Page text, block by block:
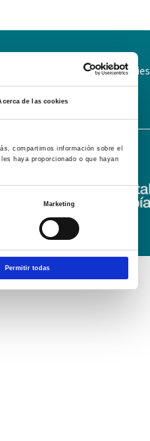
de las cookies
compartimos información sobre el
haya proporcionado o que hayan
Marketing
Permitir todas
Política de cookies